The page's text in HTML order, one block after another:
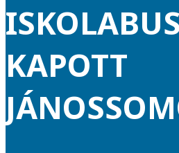
KAPOTT